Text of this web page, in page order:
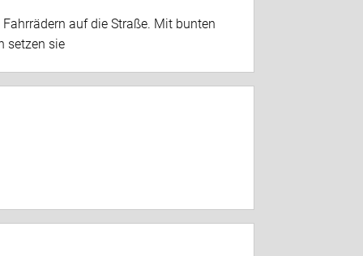
auf die Straße. Mit bunten
setzen sie